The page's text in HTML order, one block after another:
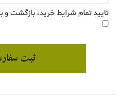
تایید تمام شرایط خرید، بازگشت و
ثبت